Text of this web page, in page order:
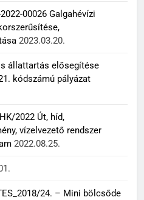
00026 Galgahévízi
2023.03.20.
állattartás elősegítése
kódszámú pályázat
2022 Út, híd,
vízelvezető rendszer
2022.08.25.
24. – Mini bölcsőde